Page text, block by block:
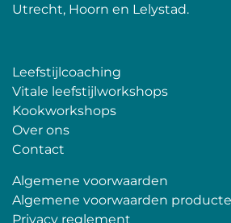
Utrecht, Hoorn en Lelystad.
Leefstijlcoaching
Vitale leefstijlworkshops
Kookworkshops
Over ons
Contact
Algemene voorwaarden
Algemene voorwaarden
Privacy reglement